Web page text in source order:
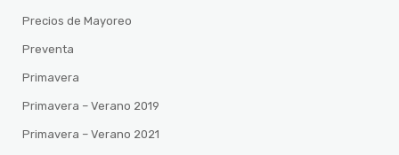
Precios de Mayoreo
Preventa
Primavera
Primavera – Verano 2019
Primavera – Verano 2021